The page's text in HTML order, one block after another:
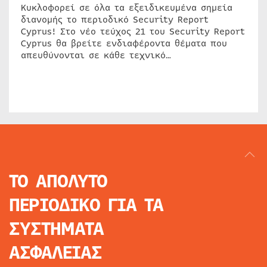
Κυκλοφορεί σε όλα τα εξειδικευμένα σημεία
διανομής το περιοδικό Security Report
Cyprus! Στο νέο τεύχος 21 του Security Report
Cyprus θα βρείτε ενδιαφέροντα θέματα που
απευθύνονται σε κάθε τεχνικό…
ΤΟ ΑΠΟΛΥΤΟ
ΠΕΡΙΟΔΙΚΟ ΓΙΑ ΤΑ
ΣΥΣΤΗΜΑΤΑ
ΑΣΦΑΛΕΙΑΣ